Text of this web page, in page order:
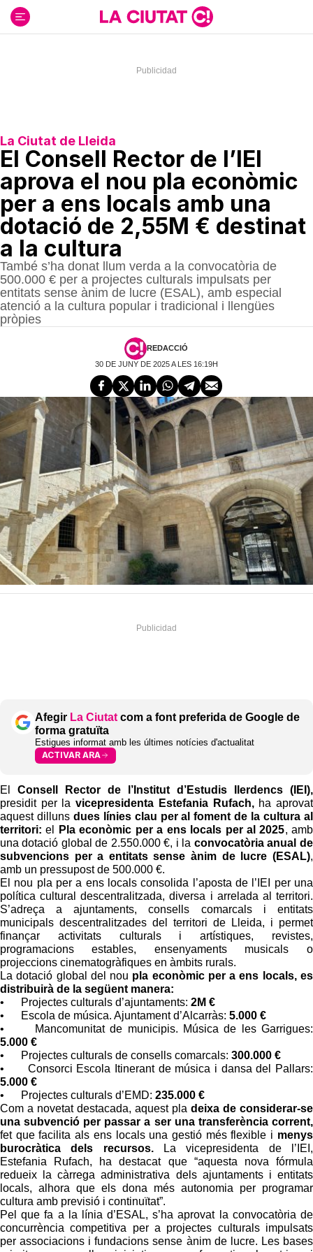
contenido
La Ciutat de Lleida
El Consell Rector de l’IEI
aprova el nou pla econòmic
per a ens locals amb una
dotació de 2,55M € destinat
a la cultura
També s’ha donat llum verda a la convocatòria de
500.000 € per a projectes culturals impulsats per
entitats sense ànim de lucre (ESAL), amb especial
atenció a la cultura popular i tradicional i llengües
pròpies
REDACCIÓ
30 DE JUNY DE 2025 A LES 16:19H
Afegir La Ciutat com a font preferida de Google de
forma gratuïta
Estigues informat amb les últimes notícies d'actualitat
ACTIVAR ARA
El Consell Rector de l’Institut d’Estudis Ilerdencs (IEI),
presidit per lavicepresidenta Estefania Rufach,ha aprovat
aquest dilluns dues línies clau per al foment de la cultura al
territori: el Pla econòmic per a ens locals per al 2025, amb
una dotació global de 2.550.000 €, i la convocatòria anual de
subvencions per a entitats sense ànim de lucre (ESAL),
amb un pressupost de 500.000 €.
El nou pla per a ens locals consolida l’aposta de l’IEI per una
política cultural descentralitzada, diversa i arrelada al territori.
S’adreça a ajuntaments, consells comarcals i entitats
municipals descentralitzades del territori de Lleida, i permet
finançar activitats culturals i artístiques, revistes,
programacions estables, ensenyaments musicals o
projeccions cinematogràfiques en àmbits rurals.
La dotació global del nou pla econòmic per a ens locals, es
distribuirà de la següent manera:
• Projectes culturals d’ajuntaments: 2M €
• Escola de música. Ajuntament d’Alcarràs: 5.000 €
• Mancomunitat de municipis. Música de les Garrigues:
5.000 €
• Projectes culturals de consells comarcals: 300.000 €
• Consorci Escola Itinerant de música i dansa del Pallars:
5.000 €
• Projectes culturals d’EMD: 235.000 €
Com a novetat destacada, aquest pla deixa de considerar-se
una subvenció per passar a ser una transferència corrent,
fet que facilita als ens locals una gestió més flexible i menys
burocràtica dels recursos.La vicepresidenta de l’IEI,
Estefania Rufach, ha destacat que “aquesta nova fórmula
redueix la càrrega administrativa dels ajuntaments i entitats
locals, alhora que els dona més autonomia per programar
cultura amb previsió i continuïtat”.
Pel que fa a la línia d’ESAL, s’ha aprovat la convocatòria de
concurrència competitiva per a projectes culturals impulsats
per associacions i fundacions sense ànim de lucre. Les bases